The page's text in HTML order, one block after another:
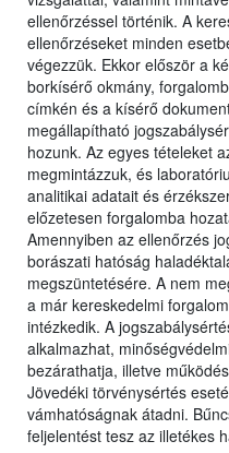
ellenőrzéssel történik. A
ellenőrzéseket minden
végezzük. Ekkor először a
borkísérő okmány,
címkén és a kísérő
megállapítható
hozunk. Az egyes tételeket
megmintázzuk, és
analitikai adatait és
előzetesen forgalomba
Amennyiben az ellenőrzés
borászati hatóság
megszüntetésére. A nem
a már kereskedelmi
intézkedik. A
alkalmazhat,
bezárathatja, illetve
Jövedéki törvénysértés
vámhatóságnak átadni.
feljelentést tesz az illetékes